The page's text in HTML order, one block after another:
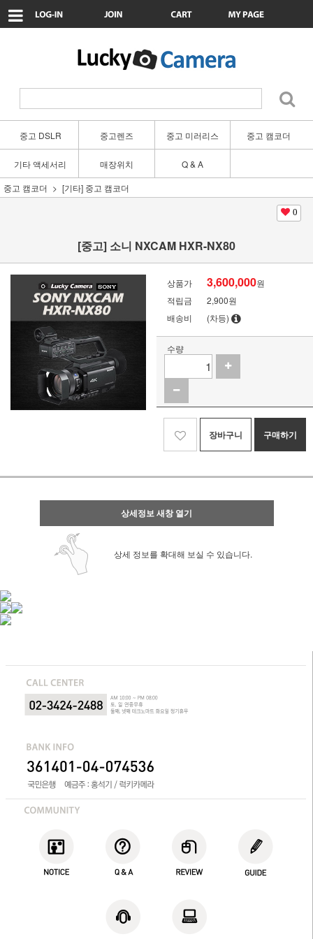
중고 DSLR 중고렌즈 중고 미러리스 중고 캠코더
기타 액세서리 매장위치
Q & A
중고 캠코더
[기타] 중고 캠코더
0
[중고] 소니 NXCAM HXR-NX80
상품가 3,600,000원
적립금
2,900원
배송비
(차등)
수량
장바구니 구매하기
상세정보 새창 열기
상세 정보를 확대해 보실 수 있습니다.